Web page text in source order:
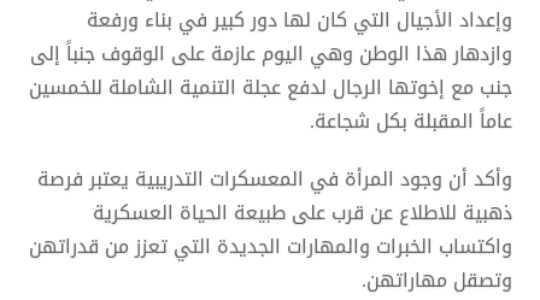
وإعداد الأجيال التي كان لها دور كبير في بناء ورفعة
وازدهار هذا الوطن وهي اليوم عازمة على الوقوف جنباً إلى
جنب مع إخوتها الرجال لدفع عجلة التنمية الشاملة للخمسين
عاماً المقبلة بكل شجاعة.
وأكد أن وجود المرأة في المعسكرات التدريبية يعتبر فرصة
ذهبية للاطلاع عن قرب على طبيعة الحياة العسكرية
واكتساب الخبرات والمهارات الجديدة التي تعزز من قدراتهن
وتصقل مهاراتهن.